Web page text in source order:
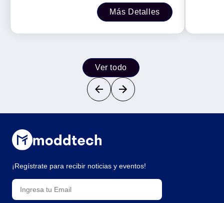
largo. Impresión en negro.
Más Detalles
Ver todo
¡Regístrate para recibir noticias y eventos!